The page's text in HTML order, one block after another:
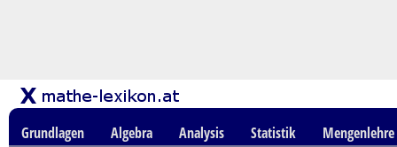
Grundlagen Algebra Analysis Statistik Mengenlehre